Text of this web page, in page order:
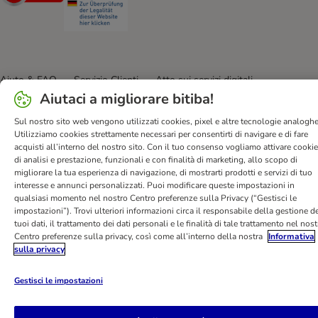
Aiuto & FAQ Servizio Clienti
Atto sui servizi digitali
Condizioni di vendita
Informazioni legali
Privacy
Newsletter
Spese e tempi di consegna
Metodi di Pagamento
Modulo tipo di recesso
Disposizioni ambientali & smaltimento
Opt-out
Programma fedeltà
Sconti & Vantaggi
Dichiarazione di accessibilità
bitiba GmbH 2026
Aiutaci a migliorare bitiba!
Sul nostro sito web vengono utilizzati cookies, pixel e altre tecnologie
Utilizziamo cookies strettamente necessari per consentirti di navigare e di fare
acquisti all’interno del nostro sito. Con il tuo consenso vogliamo attivare
di analisi e prestazione, funzionali e con finalità di marketing, allo scopo di
migliorare la tua esperienza di navigazione, di mostrarti prodotti e servizi di tuo
interesse e annunci personalizzati. Puoi modificare queste impostazioni in
qualsiasi momento nel nostro Centro preferenze sulla Privacy (“Gestisci le
impostazioni”). Trovi ulteriori informazioni circa il responsabile della gestione
tuoi dati, il trattamento dei dati personali e le finalità di tale trattamento nel
Centro preferenze sulla privacy, così come all’interno della nostra Informativa
sulla privacy
Gestisci le impostazioni